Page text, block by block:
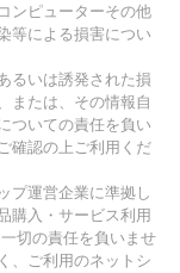
ンピューターその他
等による損害につい
るいは誘発された損
または、その情報自
ついての責任を負い
確認の上ご利用くだ
プ運営企業に準拠し
購入・サービス利用
切の責任を負いませ
、ご利用のネットシ